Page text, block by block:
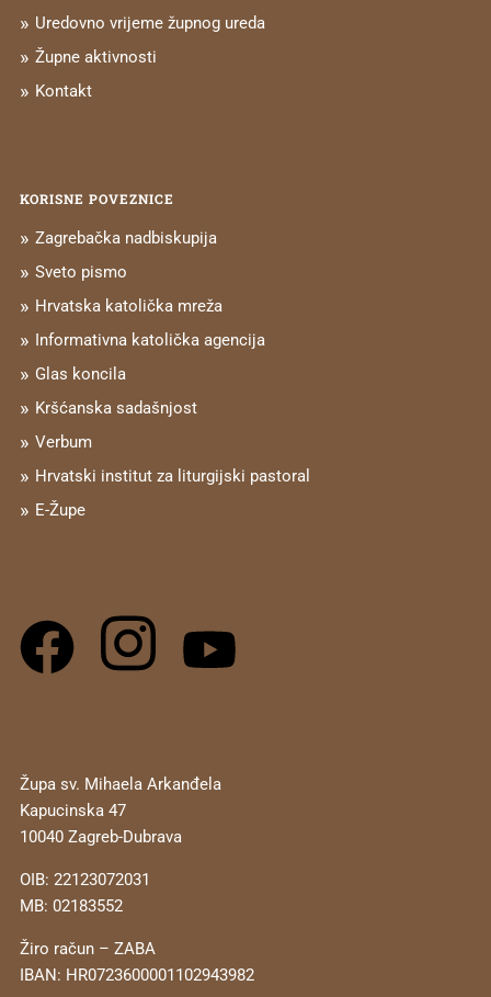
Uredovno vrijeme župnog ureda
Župne aktivnosti
Kontakt
KORISNE POVEZNICE
Zagrebačka nadbiskupija
Sveto pismo
Hrvatska katolička mreža
Informativna katolička agencija
Glas koncila
Kršćanska sadašnjost
Verbum
Hrvatski institut za liturgijski pastoral
E-Župe
Župa sv. Mihaela Arkanđela
Kapucinska 47
10040 Zagreb-Dubrava
OIB: 22123072031
MB: 02183552
Žiro račun – ZABA
IBAN: HR0723600001102943982